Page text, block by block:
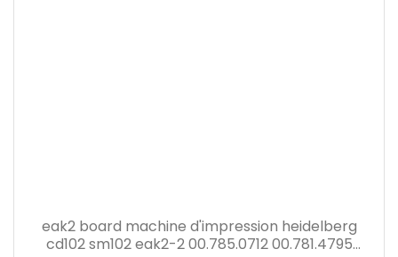
eak2 board machine d'impression heidelberg
cd102 sm102 eak2-2 00.785.0712 00.781.4795